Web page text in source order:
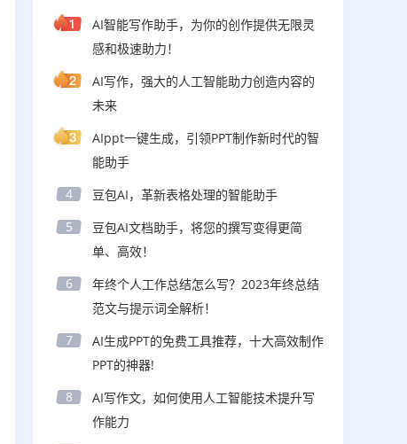
AI智能写作助手，为你的创作提供无限灵
感和极速助力！
AI写作，强大的人工智能助力创造内容的
未来
AIppt一键生成，引领PPT制作新时代的智
能助手
4
豆包AI，革新表格处理的智能助手
5
豆包AI文档助手，将您的撰写变得更简
单、高效！
6
年终个人工作总结怎么写？2023年终总结
范文与提示词全解析！
7
AI生成PPT的免费工具推荐，十大高效制作
PPT的神器!
8
AI写作文，如何使用人工智能技术提升写
作能力